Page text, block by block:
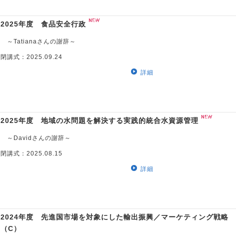
2025年度 食品安全行政
～Tatianaさんの謝辞～
閉講式：2025.09.24
詳細
2025年度 地域の水問題を解決する実践的統合水資源管理
～Davidさんの謝辞～
閉講式：2025.08.15
詳細
2024年度 先進国市場を対象にした輸出振興／マーケティング戦略
（C）